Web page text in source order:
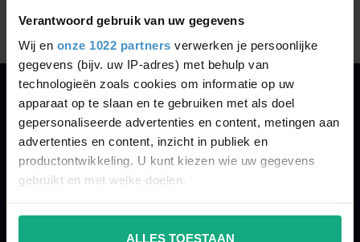
Verantwoord gebruik van uw gegevens
Wij en onze 1022 partners verwerken je persoonlijke
gegevens (bijv. uw IP-adres) met behulp van
technologieën zoals cookies om informatie op uw
apparaat op te slaan en te gebruiken met als doel
gepersonaliseerde advertenties en content, metingen aan
advertenties en content, inzicht in publiek en
productontwikkeling. U kunt kiezen wie uw gegevens
gebruikt en met welke doelen.
Als u het toestaat, willen we ook graag:
ALLES TOESTAAN
PERFECTLIGHTS
Gegevens:
Kruisbeeldsraat 72
9220 Hamme